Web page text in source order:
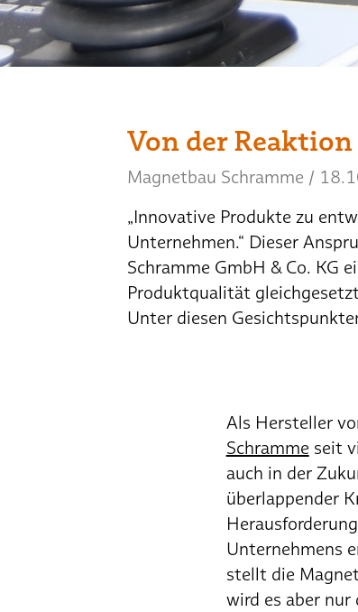
Von der
Magnetbau Schramme /
„Innovative Produkte zu
Unternehmen.“ Dieser
Schramme GmbH & Co. KG
Produktqualität
Unter diesen
Als Hersteller
Schramme seit
auch in der
überlappender
Unternehmens
stellt die
wird es aber nur